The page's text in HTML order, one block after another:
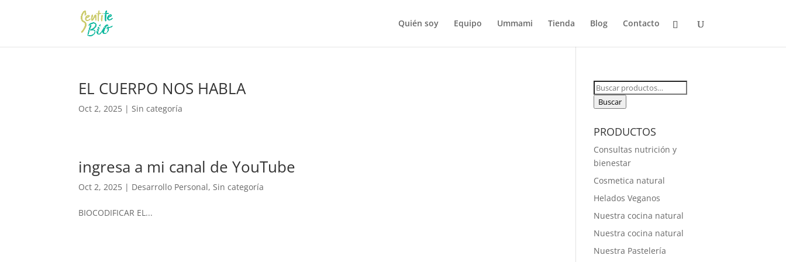
Quién soy Equipo Ummami Tienda Blog Contacto
EL CUERPO NOS HABLA
Oct 2, 2025 |Sin categoría
ingresa a mi canal de YouTube
Oct 2, 2025 | Desarrollo Personal,Sin categoría
BIOCODIFICAR EL...
Buscar
por:
Buscar
PRODUCTOS
Consultas nutrición y
bienestar
Cosmetica natural
Helados Veganos
Nuestra cocina natural
Nuestra cocina natural
Nuestra Pastelería